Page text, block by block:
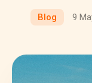
Blog 9